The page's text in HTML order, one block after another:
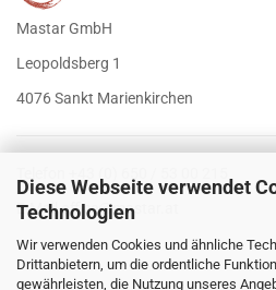
Diese Webseite verwendet
Technologien
Wir verwenden Cookies und ähnliche
Drittanbietern, um die ordentliche
gewährleisten, die Nutzung unseres
Mastar GmbH
Leopoldsberg 1
4076 Sankt Marienkirchen
E-Mailoffice@mastar.at